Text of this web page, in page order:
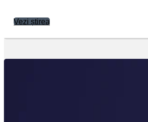
Vezi știrea